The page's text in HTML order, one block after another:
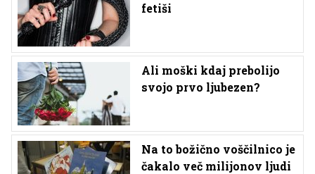
fetiši
Ali moški kdaj prebolijo
svojo prvo ljubezen?
Na to božično voščilnico je
čakalo več milijonov ljudi